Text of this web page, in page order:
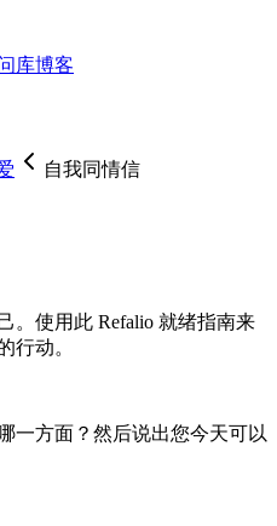
库博客
自我同情信
。使用此 Refalio 就绪指南来
行动。
一方面？然后说出您今天可以